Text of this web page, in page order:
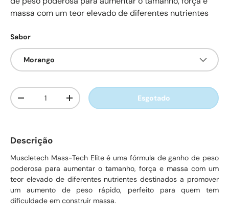
massa com um teor elevado de diferentes nutrientes
Sabor
Morango
Qtd.
Diminuir quantidadeAumente a quantidadeEsgotado
Descrição
Muscletech Mass-Tech Elite é uma fórmula de ganho de peso
poderosa para aumentar o tamanho, força e massa com um
teor elevado de diferentes nutrientes destinados a promover
um aumento de peso rápido, perfeito para quem tem
dificuldade em construir massa.